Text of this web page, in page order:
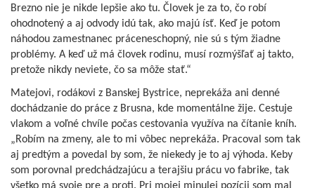
Brezno nie je nikde lepšie ako tu. Človek je za to, čo robí
ohodnotený a aj odvody idú tak, ako majú ísť. Keď je potom
náhodou zamestnanec práceneschopný, nie sú s tým žiadne
problémy. A keď už má človek rodinu, musí rozmýšľať aj takto,
pretože nikdy neviete, čo sa môže stať.“
Matejovi, rodákovi z Banskej Bystrice, neprekáža ani denné
dochádzanie do práce z Brusna, kde momentálne žije. Cestuje
vlakom a voľné chvíle počas cestovania využíva na čítanie kníh.
„Robím na zmeny, ale to mi vôbec neprekáža. Pracoval som tak
aj predtým a povedal by som, že niekedy je to aj výhoda. Keby
som porovnal predchádzajúcu a terajšiu prácu vo fabrike, tak